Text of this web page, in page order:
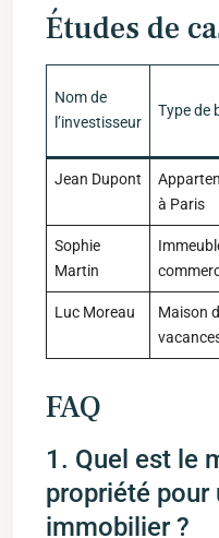
Études de
Nom de
l’investisseur
Type de
Jean ⁢Dupont
à Paris
Sophie
Martin
Luc Moreau
Maison
FAQ
1. Quel est ‍le
propriété
immobilier‍ ?